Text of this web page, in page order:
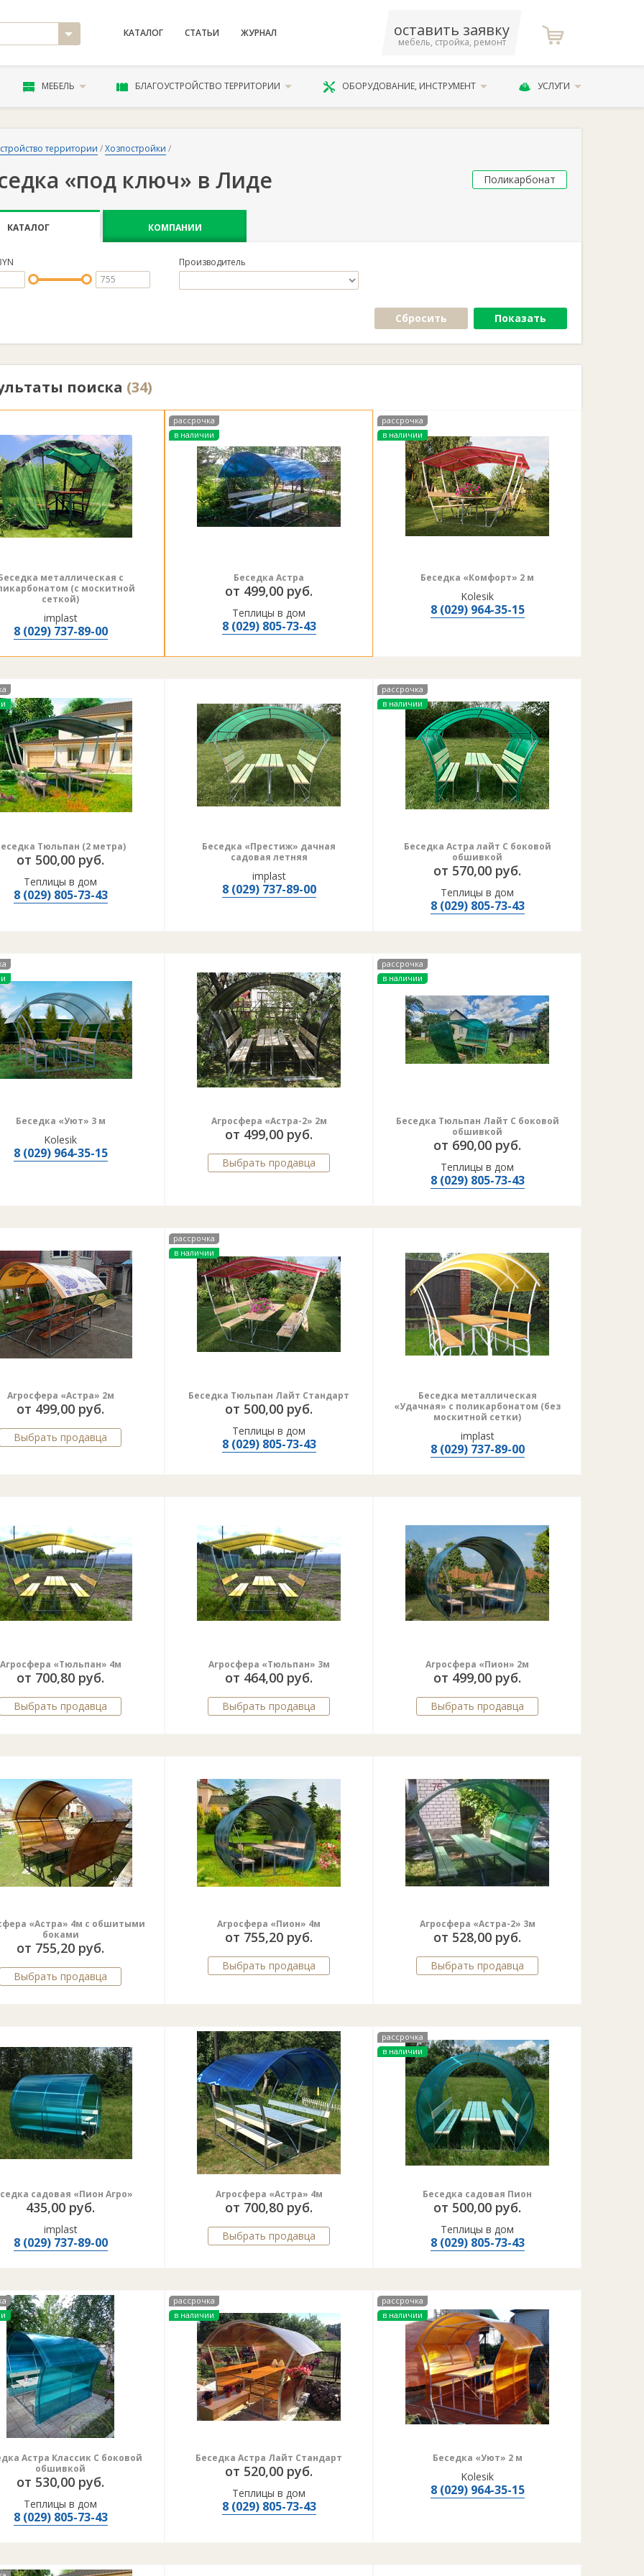
КАТАЛОГ СТАТЬИ ЖУРНАЛ оставить заявку
мебель, стройка, ремонт
МЕБЕЛЬ БЛАГОУСТРОЙСТВО ТЕРРИТОРИИ ОБОРУДОВАНИЕ, ИНСТРУМЕНТ УСЛУГИ
территории /Хозпостройки /
«под ключ» в Лиде Поликарбонат
КАТАЛОГ КОМПАНИИ
Производитель
Сбросить Показать
поиска (34)
металлическая с
(с москитной
сеткой)
implast
8 (029) 737-89-00
рассрочка
в наличии
Беседка Астра
от 499,00 руб.
Теплицы в дом
8 (029) 805-73-43
рассрочка
в наличии
Беседка «Комфорт» 2 м
Kolesik
8 (029) 964-35-15
Тюльпан (2 метра)
от 500,00 руб.
Теплицы в дом
8 (029) 805-73-43
Беседка «Престиж» дачная
садовая летняя
implast
8 (029) 737-89-00
рассрочка
в наличии
Беседка Астра лайт С боковой
обшивкой
от 570,00 руб.
Теплицы в дом
8 (029) 805-73-43
Беседка «Уют» 3 м
Kolesik
8 (029) 964-35-15
Агросфера «Астра-2» 2м
от 499,00 руб.
Выбрать продавца
рассрочка
в наличии
Беседка Тюльпан Лайт С боковой
обшивкой
от 690,00 руб.
Теплицы в дом
8 (029) 805-73-43
Агросфера «Астра» 2м
от 499,00 руб.
Выбрать продавца
рассрочка
в наличии
Беседка Тюльпан Лайт Стандарт
от 500,00 руб.
Теплицы в дом
8 (029) 805-73-43
Беседка металлическая
«Удачная» с поликарбонатом (без
москитной сетки)
implast
8 (029) 737-89-00
Агросфера «Тюльпан» 4м
от 700,80 руб.
Выбрать продавца
Агросфера «Тюльпан» 3м
от 464,00 руб.
Выбрать продавца
Агросфера «Пион» 2м
от 499,00 руб.
Выбрать продавца
«Астра» 4м с обшитыми
боками
от 755,20 руб.
Выбрать продавца
Агросфера «Пион» 4м
от 755,20 руб.
Выбрать продавца
Агросфера «Астра-2» 3м
от 528,00 руб.
Выбрать продавца
садовая «Пион Агро»
435,00 руб.
implast
8 (029) 737-89-00
Агросфера «Астра» 4м
от 700,80 руб.
Выбрать продавца
рассрочка
в наличии
Беседка садовая Пион
от 500,00 руб.
Теплицы в дом
8 (029) 805-73-43
Астра Классик С боковой
обшивкой
от 530,00 руб.
Теплицы в дом
8 (029) 805-73-43
рассрочка
в наличии
Беседка Астра Лайт Стандарт
от 520,00 руб.
Теплицы в дом
8 (029) 805-73-43
рассрочка
в наличии
Беседка «Уют» 2 м
Kolesik
8 (029) 964-35-15